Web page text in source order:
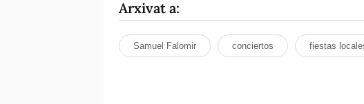
Arxivat a:
Samuel Falomir conciertos fiestas